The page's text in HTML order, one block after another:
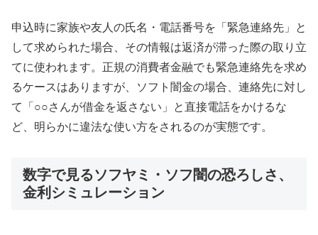
申込時に家族や友人の氏名・電話番号を「緊急連絡先」と
して求められた場合、その情報は返済が滞った際の取り立
てに使われます。正規の消費者金融でも緊急連絡先を求め
るケースはありますが、ソフト闇金の場合、連絡先に対し
て「○○さんが借金を返さない」と直接電話をかけるな
ど、明らかに違法な使い方をされるのが実態です。
数字で見るソフヤミ・ソフ闇の恐ろしさ、
金利シミュレーション